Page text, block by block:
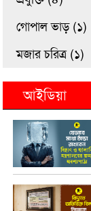
গোপাল ভাড় (১)
মজার চরিত্র (১)
আইডিয়া